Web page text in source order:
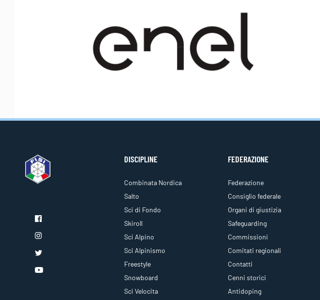
DISCIPLINE
Combinata Nordica
Salto
Sci di Fondo
Skiroll
Sci Alpino
Sci Alpinismo
Freestyle
Snowboard
Sci Velocita
FEDERAZIONE
Federazione
Consiglio federale
Organi di giustizia
Safeguarding
Commissioni
Comitati regionali
Contatti
Cenni storici
Antidoping